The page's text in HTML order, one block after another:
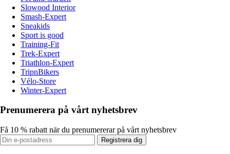
Slowood Interior
Smash-Expert
Sneakids
Sport is good
Training-Fit
Trek-Expert
Triathlon-Expert
TripnBikers
Vélo-Store
Winter-Expert
Prenumerera på vårt nyhetsbrev
Få 10 % rabatt när du prenumererar på vårt nyhetsbrev
Registrera dig